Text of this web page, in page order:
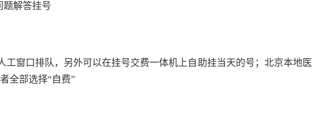
题解答挂号
工窗口排队，另外可以在挂号交费一体机上自助挂当天的号；北京本地医
全部选择“自费”